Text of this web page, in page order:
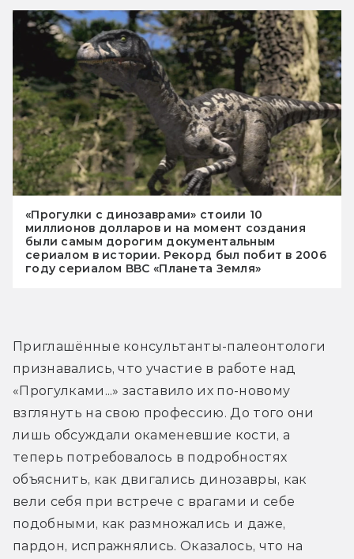
«Прогулки с динозаврами» стоили 10
миллионов долларов и на момент создания
были самым дорогим документальным
сериалом в истории. Рекорд был побит в 2006
году сериалом BBC «Планета Земля»
Приглашённые консультанты-палеонтологи
признавались, что участие в работе над
«Прогулками...» заставило их по-новому
взглянуть на свою профессию. До того они
лишь обсуждали окаменевшие кости, а
теперь потребовалось в подробностях
объяснить, как двигались динозавры, как
вели себя при встрече с врагами и себе
подобными, как размножались и даже,
пардон, испражнялись. Оказалось, что на